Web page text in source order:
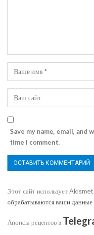
Save my name, email,
time I comment.
Этот сайт использует
обрабатываются ваши данные
Анонсы рецептов в